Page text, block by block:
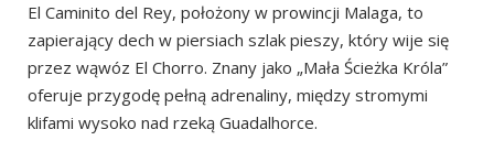
Pociąg i autobus
Zorganizowana wycieczka
Najlepszy czas na wizytę
Bilety
El Caminito del Rey, położony w prowincji Malaga, to
zapierający dech w piersiach szlak pieszy, który wije się
przez wąwóz El Chorro. Znany jako „Mała Ścieżka Króla”
oferuje przygodę pełną adrenaliny, między stromymi
klifami wysoko nad rzeką Guadalhorce.